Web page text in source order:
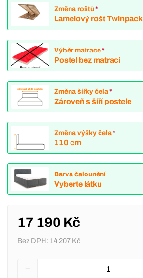
Změna roštů*
Lamelový rošt Twinpack
Výběr matrace*
Postel bez matrací
Změna šířky čela*
Zároveň s šíří postele
Změna výšky čela*
110 cm
Barva čalounění
Vyberte látku
17 190 Kč
Bez DPH: 14 207 Kč